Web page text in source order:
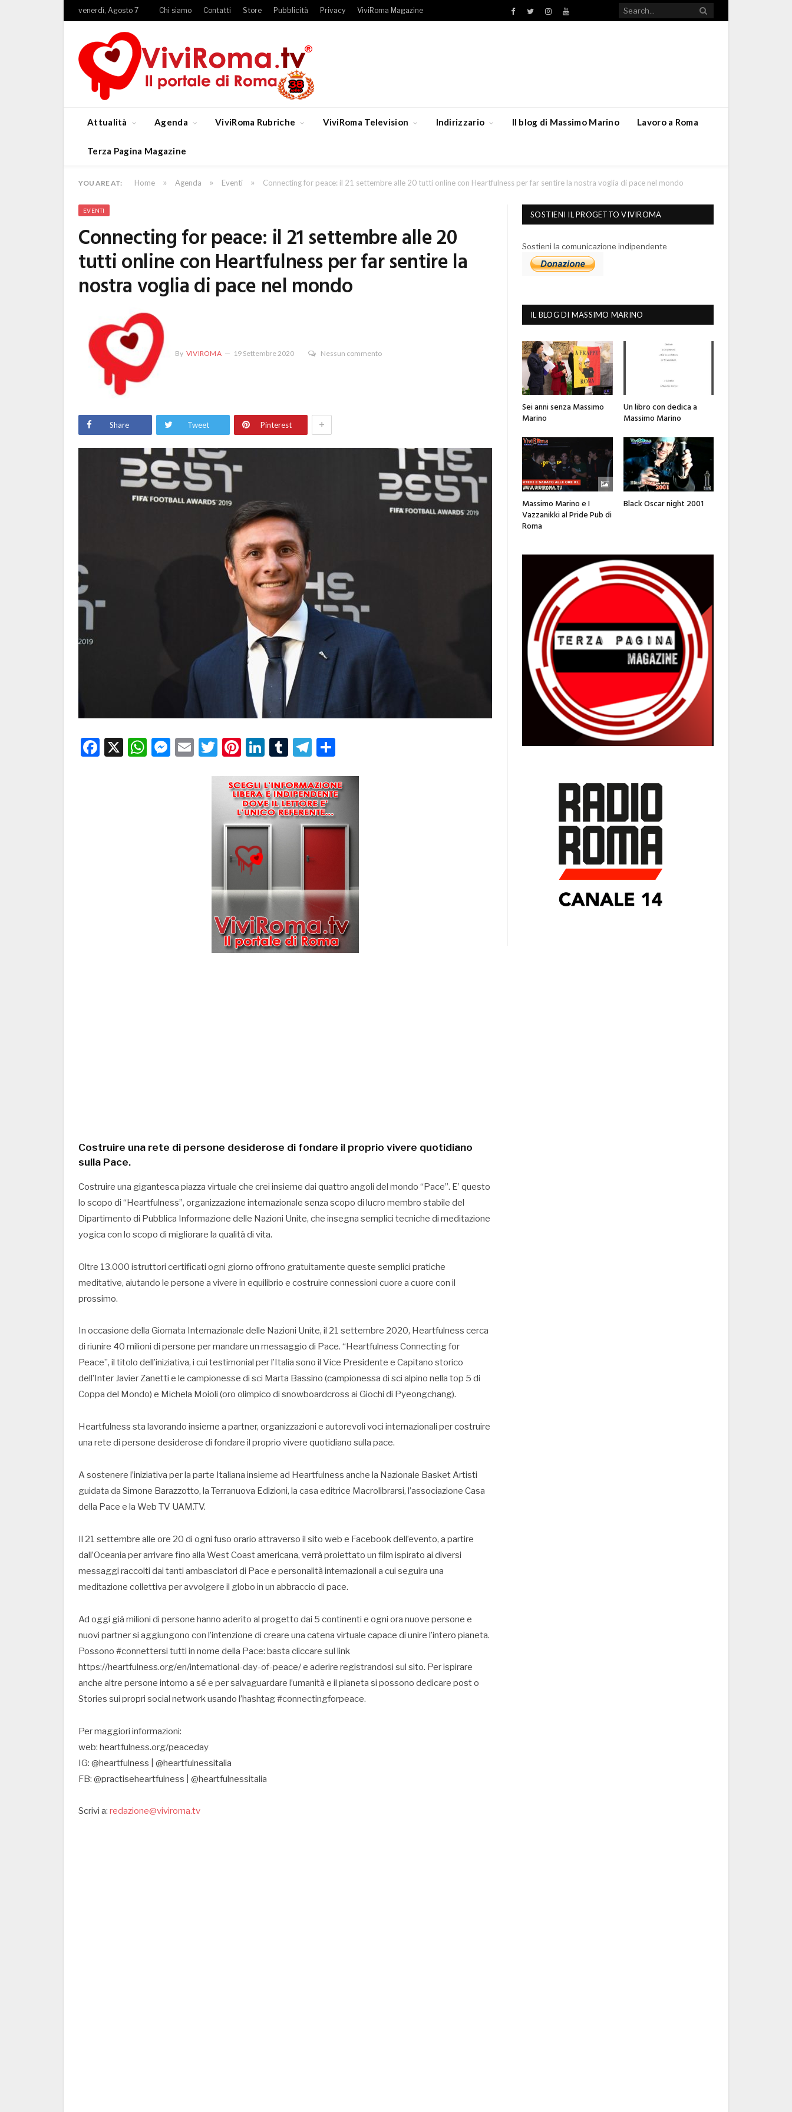
venerdì, Agosto 7 Chi siamo Contatti Store Pubblicità Privacy ViviRoma Magazine Facebook
TwitterInstagramYouTube
Attualità Agenda ViviRoma Rubriche ViviRoma Television Indirizzario Il blog di Massimo Marino Lavoro a Roma
Terza Pagina Magazine
YOU ARE AT: Home » Agenda » Eventi » Connecting for peace: il 21 settembre alle 20 tutti online con Heartfulness per far sentire la nostra voglia di pace nel mondo
EVENTI
Connecting for peace: il 21 settembre alle 20
tutti online con Heartfulness per far sentire la
nostra voglia di pace nel mondo
By VIVIROMA 19 Settembre 2020 Nessun commento
Share Tweet Pinterest +
Facebook
X WhatsApp
Messenger
EmailTwitter
Pinterest
LinkedIn
TumblrTelegram
Costruire una rete di persone desiderose di fondare il proprio vivere quotidiano
sulla Pace.
Costruire una gigantesca piazza virtuale che crei insieme dai quattro angoli del mondo “Pace”. E’ questo
lo scopo di “Heartfulness”, organizzazione internazionale senza scopo di lucro membro stabile del
Dipartimento di Pubblica Informazione delle Nazioni Unite, che insegna semplici tecniche di meditazione
yogica con lo scopo di migliorare la qualità di vita.
Oltre 13.000 istruttori certificati ogni giorno offrono gratuitamente queste semplici pratiche
meditative, aiutando le persone a vivere in equilibrio e costruire connessioni cuore a cuore con il
prossimo.
In occasione della Giornata Internazionale delle Nazioni Unite, il 21 settembre 2020, Heartfulness cerca
di riunire 40 milioni di persone per mandare un messaggio di Pace. “Heartfulness Connecting for
Peace”, il titolo dell’iniziativa, i cui testimonial per l’Italia sono il Vice Presidente e Capitano storico
dell’Inter Javier Zanetti e le campionesse di sci Marta Bassino (campionessa di sci alpino nella top 5 di
Coppa del Mondo) e Michela Moioli (oro olimpico di snowboardcross ai Giochi di Pyeongchang).
Heartfulness sta lavorando insieme a partner, organizzazioni e autorevoli voci internazionali per costruire
una rete di persone desiderose di fondare il proprio vivere quotidiano sulla pace.
A sostenere l’iniziativa per la parte Italiana insieme ad Heartfulness anche la Nazionale Basket Artisti
guidata da Simone Barazzotto, la Terranuova Edizioni, la casa editrice Macrolibrarsi, l’associazione Casa
della Pace e la Web TV UAM.TV.
Il 21 settembre alle ore 20 di ogni fuso orario attraverso il sito web e Facebook dell’evento, a partire
dall’Oceania per arrivare fino alla West Coast americana, verrà proiettato un film ispirato ai diversi
messaggi raccolti dai tanti ambasciatori di Pace e personalità internazionali a cui seguira una
meditazione collettiva per avvolgere il globo in un abbraccio di pace.
Ad oggi già milioni di persone hanno aderito al progetto dai 5 continenti e ogni ora nuove persone e
nuovi partner si aggiungono con l’intenzione di creare una catena virtuale capace di unire l’intero pianeta.
Possono #connettersi tutti in nome della Pace: basta cliccare sul link
https://heartfulness.org/en/international-day-of-peace/ e aderire registrandosi sul sito. Per ispirare
anche altre persone intorno a sé e per salvaguardare l’umanità e il pianeta si possono dedicare post o
Stories sui propri social network usando l’hashtag #connectingforpeace.
Per maggiori informazioni:
web: heartfulness.org/peaceday
IG: @heartfulness | @heartfulnessitalia
FB: @practiseheartfulness | @heartfulnessitalia
Scrivi a: redazione@viviroma.tv
SOSTIENI IL PROGETTO VIVIROMA
Sostieni la comunicazione indipendente
IL BLOG DI MASSIMO MARINO
Sei anni senza Massimo
Marino
Un libro con dedica a
Massimo Marino
Massimo Marino e I
Vazzanikki al Pride Pub di
Roma
Black Oscar night 2001